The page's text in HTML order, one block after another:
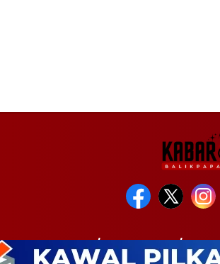
PEMERINTAHAN KESEHATAN